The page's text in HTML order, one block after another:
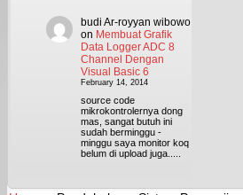
budi Ar-royyan wibowo
on Membuat Grafik
Data Logger ADC 8
Channel Dengan
Visual Basic 6
February 14, 2014
source code
mikrokontrolernya dong
mas, sangat butuh ini
sudah berminggu -
minggu saya monitor koq
belum di upload juga.....